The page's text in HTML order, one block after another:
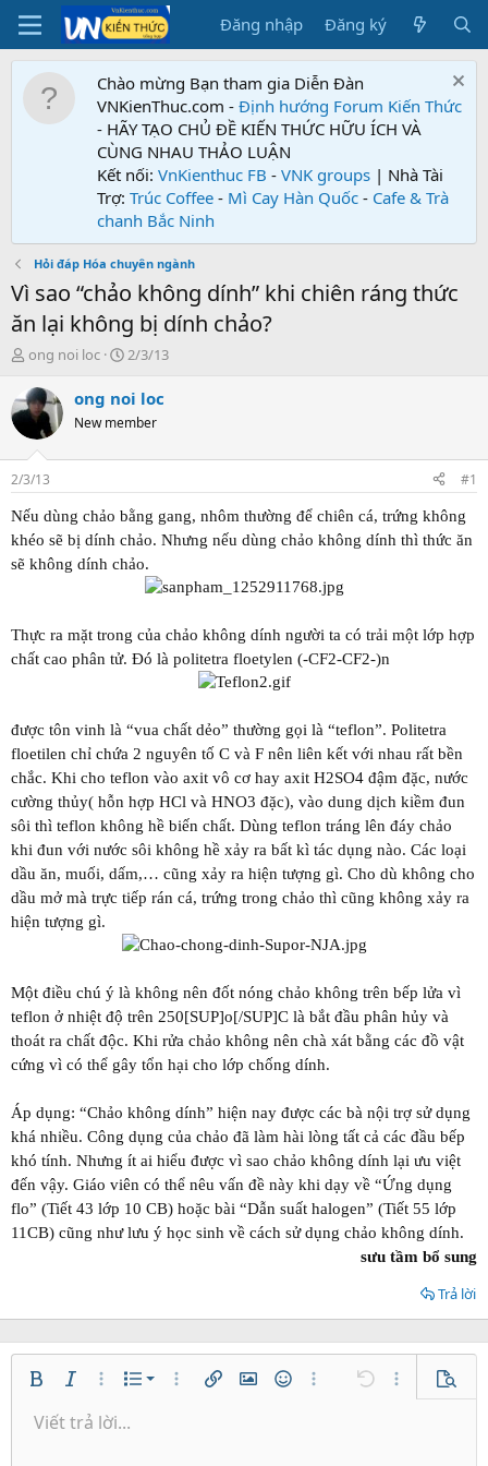
Đăng nhập Đăng ký
Chào mừng Bạn tham gia Diễn Đàn
VNKienThuc.com - Định hướng Forum Kiến Thức
- HÃY TẠO CHỦ ĐỀ KIẾN THỨC HỮU ÍCH VÀ
CÙNG NHAU THẢO LUẬN
Kết nối: VnKienthuc FB - VNK groups | Nhà Tài
Trợ: Trúc Coffee - Mì Cay Hàn Quốc - Cafe & Trà
chanh Bắc Ninh
Hỏi đáp Hóa chuyên ngành
Vì sao “chảo không dính” khi chiên ráng thức
ăn lại không bị dính chảo?
T
r
e
d
s
t
a
r
t
e
ong noi loc
N
à
g
2/3/13
ong noi loc
New member
2/3/13 #1
Nếu dùng chảo bằng gang, nhôm thường để chiên cá, trứng không
khéo sẽ bị dính chảo. Nhưng nếu dùng chảo không dính thì thức ăn
sẽ không dính chảo.
Thực ra mặt trong của chảo không dính người ta có trải một lớp hợp
chất cao phân tử. Đó là politetra floetylen (-CF2-CF2-)n
được tôn vinh là “vua chất dẻo” thường gọi là “teflon”. Politetra
floetilen chỉ chứa 2 nguyên tố C và F nên liên kết với nhau rất bền
chắc. Khi cho teflon vào axit vô cơ hay axit H2SO4 đậm đặc, nước
cường thủy( hỗn hợp HCl và HNO3 đặc), vào dung dịch kiềm đun
sôi thì teflon không hề biến chất. Dùng teflon tráng lên đáy chảo
khi đun với nước sôi không hề xảy ra bất kì tác dụng nào. Các loại
dầu ăn, muối, dấm,… cũng xảy ra hiện tượng gì. Cho dù không cho
dầu mở mà trực tiếp rán cá, trứng trong chảo thì cũng không xảy ra
hiện tượng gì.
Một điều chú ý là không nên đốt nóng chảo không trên bếp lửa vì
teflon ở nhiệt độ trên 250[SUP]o[/SUP]C là bắt đầu phân hủy và
thoát ra chất độc. Khi rửa chảo không nên chà xát bằng các đồ vật
cứng vì có thể gây tổn hại cho lớp chống dính.
Áp dụng: “Chảo không dính” hiện nay được các bà nội trợ sử dụng
khá nhiều. Công dụng của chảo đã làm hài lòng tất cả các đầu bếp
khó tính. Nhưng ít ai hiểu được vì sao chảo không dính lại ưu việt
đến vậy. Giáo viên có thể nêu vấn đề này khi dạy về “Ứng dụng
flo” (Tiết 43 lớp 10 CB) hoặc bài “Dẫn suất halogen” (Tiết 55 lớp
11CB) cũng như lưu ý học sinh về cách sử dụng chảo không dính.
sưu tầm bổ sung
Trả lời
Bold In nghiêng
Thêm tùy chọn…
Danh sáchDanh sách có thứ tự
Thêm tùy chọn…
Chèn liên kết
Chèn hình ảnh
Mặt cườiThêm tùy chọn…
Undo Thêm tùy
Xem
Kích thước
9
Màu chữPhông chữ
Căn lề
Căn trái
Paragraph format
Normal
Trích dẫn
MediaInsert tableInsert horizontal line
RedoToggle BB code
Xóa định dạng
Bản thảo
Viết trả lời...